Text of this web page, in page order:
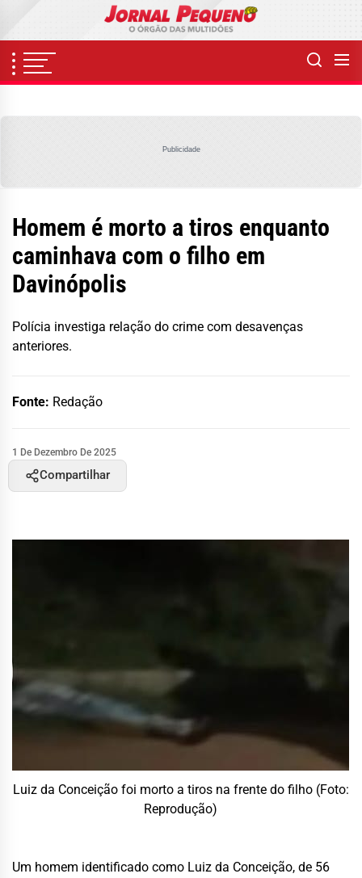
content
Publicidade
Homem é morto a tiros enquanto
caminhava com o filho em
Davinópolis
Polícia investiga relação do crime com desavenças
anteriores.
Fonte: Redação
1 De Dezembro De 2025
Compartilhar
Luiz da Conceição foi morto a tiros na frente do filho (Foto:
Reprodução)
Um homem identificado como Luiz da Conceição, de 56